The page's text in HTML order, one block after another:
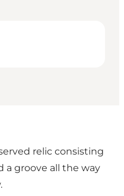
relic consisting
a groove all the way